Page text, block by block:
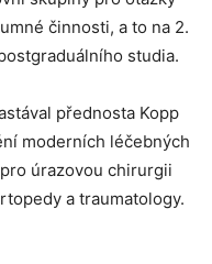
činnosti, a to na 2.
studia.
přednosta Kopp
moderních léčebných
úrazovou chirurgii
a traumatology.